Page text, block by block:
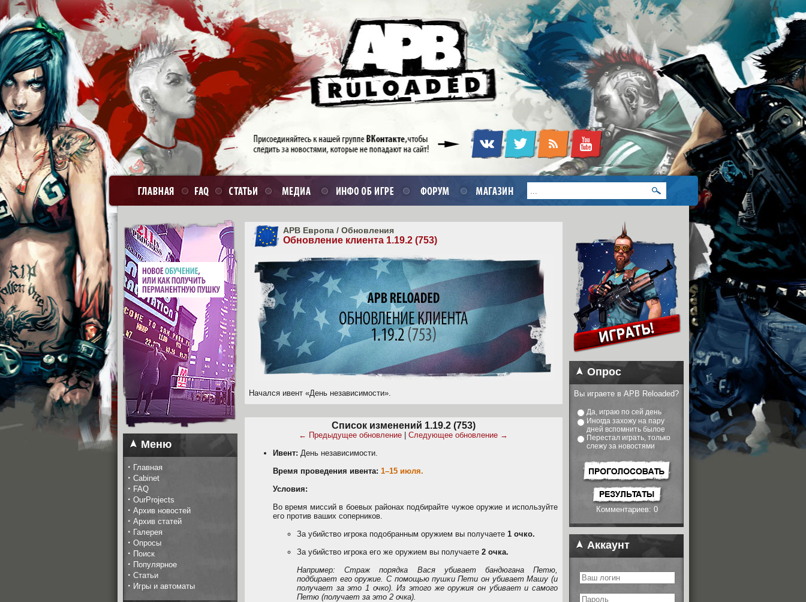
Меню
· Главная
· Cabinet
· FAQ
· OurProjects
· Архив новостей
· Архив статей
· Галерея
· Опросы
· Поиск
· Популярное
· Статьи
· Игры и автоматы
APB Европа / Обновления
Обновление клиента 1.19.2 (753)
Начался ивент «День независимости».
Список изменений 1.19.2 (753)
← Предыдущее обновление
Следующее обновление →
Ивент: День независимости.
Время проведения ивента: 1–15 июля.
Условия:
Во время миссий в боевых районах подбирайте чужое оружие и используйте
его против ваших соперников.
За убийство игрока подобранным оружием вы получаете 1 очко.
За убийство игрока его же оружием вы получаете 2 очка.
Например: Страж порядка Вася убивает бандюгана Петю,
подбирает его оружие. С помощью пушки Пети он убивает Машу (и
получает за это 1 очко). Из этого же оружия он убивает и самого
Петю (получает за это 2 очка).
Опрос
Вы играете в APB Reloaded?
Да, играю по сей день
Иногда захожу на пару
дней вспомнить былое
Перестал играть, только
слежу за новостями
Комментариев: 0
Аккаунт